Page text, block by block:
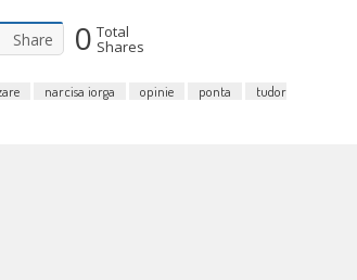
Share 0 Total
Shares
narcisa iorga opinie ponta
tudor